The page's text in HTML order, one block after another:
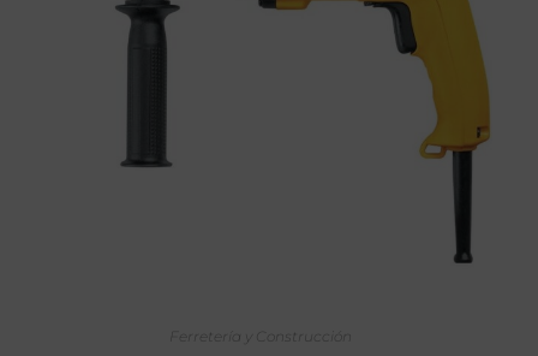
Ferretería y Construcción